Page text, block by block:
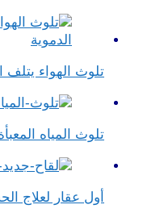
تلوث الهواء يتلف
تلوث المياه
أول عقار لعلاج